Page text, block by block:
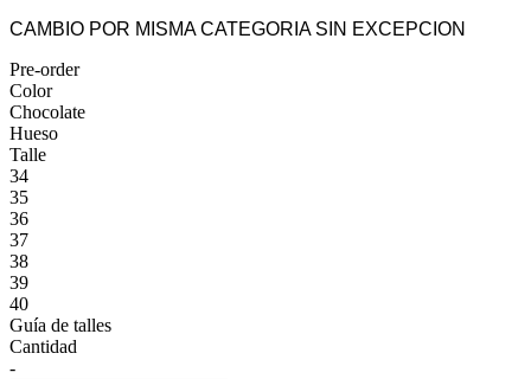
CAMBIO POR MISMA CATEGORIA SIN EXCEPCION
Pre-order
Color
Chocolate
Hueso
Talle
34
35
36
37
38
39
40
Guía de talles
Cantidad
-